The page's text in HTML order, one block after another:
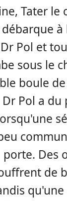
Tater le
à
Pol et
sous le
boule
Pol a du
Des
de
qu'une